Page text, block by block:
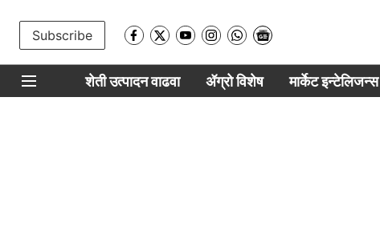
Subscribe
शेती उत्पादन वाढवा ॲग्रो विशेष मार्केट इन्टेलिजन्स